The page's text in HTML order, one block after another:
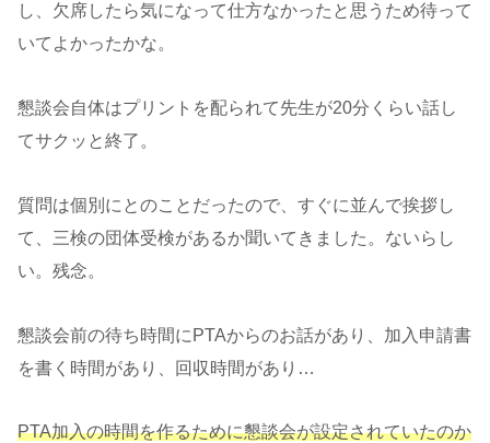
し、欠席したら気になって仕方なかったと思うため待って
いてよかったかな。
懇談会自体はプリントを配られて先生が20分くらい話し
てサクッと終了。
質問は個別にとのことだったので、すぐに並んで挨拶し
て、三検の団体受検があるか聞いてきました。ないらし
い。残念。
懇談会前の待ち時間にPTAからのお話があり、加入申請書
を書く時間があり、回収時間があり…
PTA加入の時間を作るために懇談会が設定されていたのか